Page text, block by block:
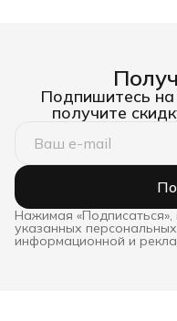
Подпишитесь
получите
Нажимая
указанных
информационной и